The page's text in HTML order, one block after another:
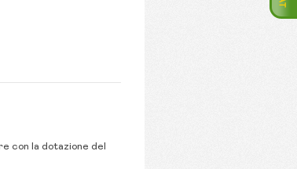
con la dotazione del